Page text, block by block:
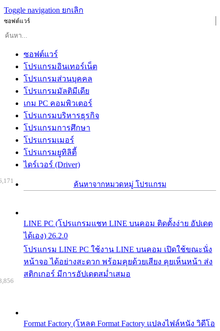
Toggle navigation ยกเลิก
ซอฟต์แวร์
ซอฟต์แวร์
โปรแกรมอินเทอร์เน็ต
โปรแกรมส่วนบุคคล
โปรแกรมมัลติมีเดีย
เกม PC คอมพิวเตอร์
โปรแกรมบริหารธุรกิจ
โปรแกรมการศึกษา
โปรแกรมเมอร์
โปรแกรมยูทิลิตี้
ไดร์เวอร์ (Driver)
ค้นหาจากหมวดหมู่ โปรแกรม
LINE PC (โปรแกรมแชท LINE บนคอม ติดตั้งง่าย อัปเดต
ได้เอง) 26.2.0
โปรแกรม LINE PC ใช้งาน LINE บนคอม เปิดใช้ขณะนั่ง
หน้าจอ ได้อย่างสะดวก พร้อมคุยด้วยเสียง คุยเห็นหน้า ส่ง
สติกเกอร์ มีการอัปเดตสม่ำเสมอ
Format Factory (โหลด Format Factory แปลงไฟล์หนัง วิดีโอ